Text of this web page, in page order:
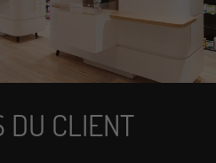
DU CLIENT